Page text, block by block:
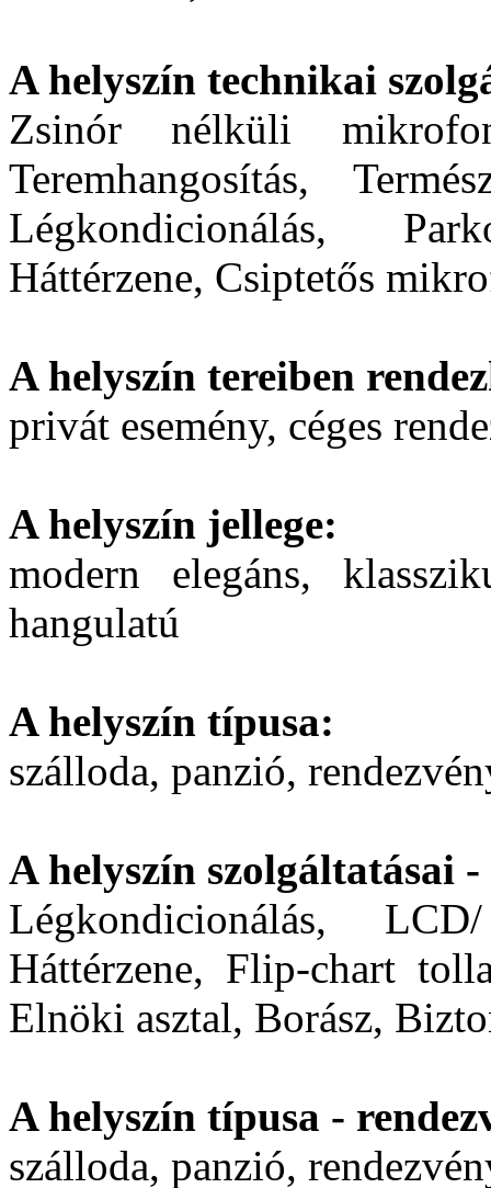
A helyszín technikai
Zsinór nélküli
Teremhangosítás,
Légkondicionálás,
Háttérzene, Csiptetős
A helyszín tereiben
privát esemény, céges
A helyszín jellege:
modern elegáns,
hangulatú
A helyszín típusa:
szálloda, panzió,
A helyszín szolgáltatásai
Légkondicionálás,
Háttérzene, Flip-chart
Elnöki asztal, Borász,
A helyszín típusa -
szálloda, panzió,